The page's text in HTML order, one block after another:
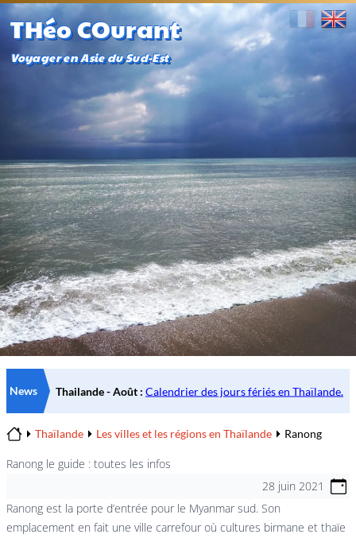
THéo COurant
Voyager en Asie du Sud-Est
News
Thaïlande Les villes et les régions en Thaïlande Ranong
Ranong le guide : toutes les infos
28 juin 2021
Ranong est la porte d’entrée pour le Myanmar sud. Son
emplacement en fait une ville carrefour où cultures birmane et thaïe